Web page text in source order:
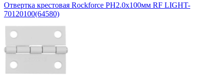
Отвертка крестовая Rockforce PH2.0х100мм RF LIGHT-
70120100(64580)